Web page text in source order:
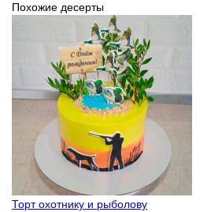
Похожие десерты
Торт охотнику и рыболову